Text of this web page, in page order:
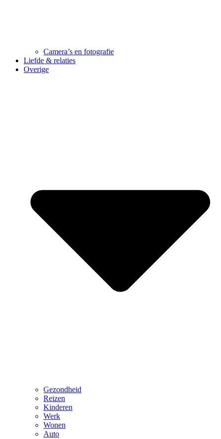
Camera’s en fotografie
Liefde & relaties
Overige
Gezondheid
Reizen
Kinderen
Werk
Wonen
Auto